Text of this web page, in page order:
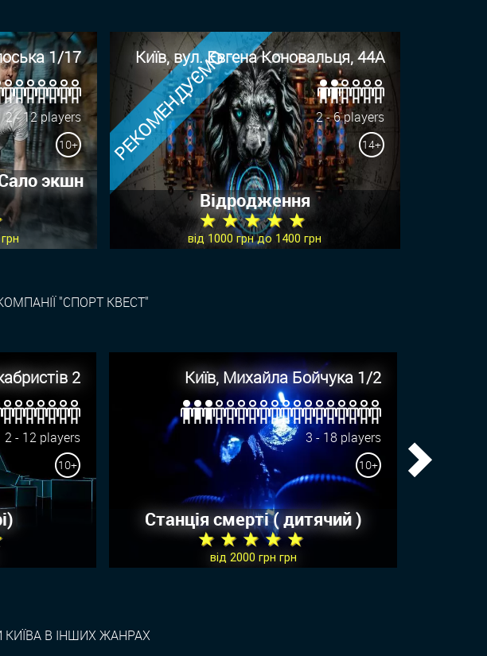
1/17
2 - 12 players
10+
экшн
РЕКОМЕНДУЄМО
Київ, вул. Евгена Коновальця, 44А
2 - 6 players
14+
Відродження
★ ★ ★ ★ ★
від 1000 грн до 1400 грн
"СПОРТ КВЕСТ"
2
2 - 12 players
10+
Київ, Михайла Бойчука 1/2
3 - 18 players
10+
Станція смерті ( дитячий )
★ ★ ★ ★ ★
від 2000 грн грн
КИЇВА В ІНШИХ ЖАНРАХ